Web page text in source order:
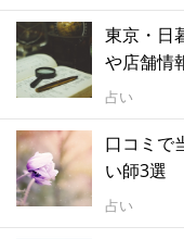
東京・日
や店舗情
占い
口コミで
い師3選
占い